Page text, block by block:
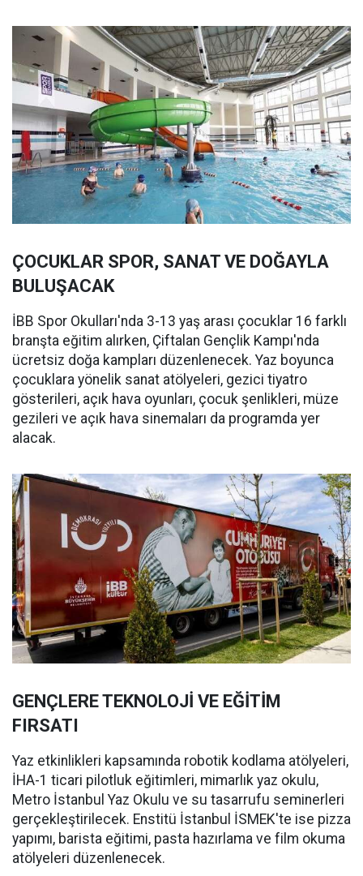
ÇOCUKLAR SPOR, SANAT VE DOĞAYLA
BULUŞACAK
İBB Spor Okulları'nda 3-13 yaş arası çocuklar 16 farklı
branşta eğitim alırken, Çiftalan Gençlik Kampı'nda
ücretsiz doğa kampları düzenlenecek. Yaz boyunca
çocuklara yönelik sanat atölyeleri, gezici tiyatro
gösterileri, açık hava oyunları, çocuk şenlikleri, müze
gezileri ve açık hava sinemaları da programda yer
alacak.
GENÇLERE TEKNOLOJİ VE EĞİTİM
FIRSATI
Yaz etkinlikleri kapsamında robotik kodlama atölyeleri,
İHA-1 ticari pilotluk eğitimleri, mimarlık yaz okulu,
Metro İstanbul Yaz Okulu ve su tasarrufu seminerleri
gerçekleştirilecek. Enstitü İstanbul İSMEK'te ise pizza
yapımı, barista eğitimi, pasta hazırlama ve film okuma
atölyeleri düzenlenecek.